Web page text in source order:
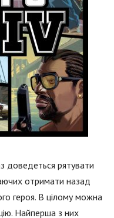
доведеться рятувати
отримати назад
героя. В цілому можна
Найперша з них